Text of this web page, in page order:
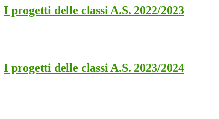
I progetti delle classi A.S. 2022/2023
I progetti delle classi A.S. 2023/2024